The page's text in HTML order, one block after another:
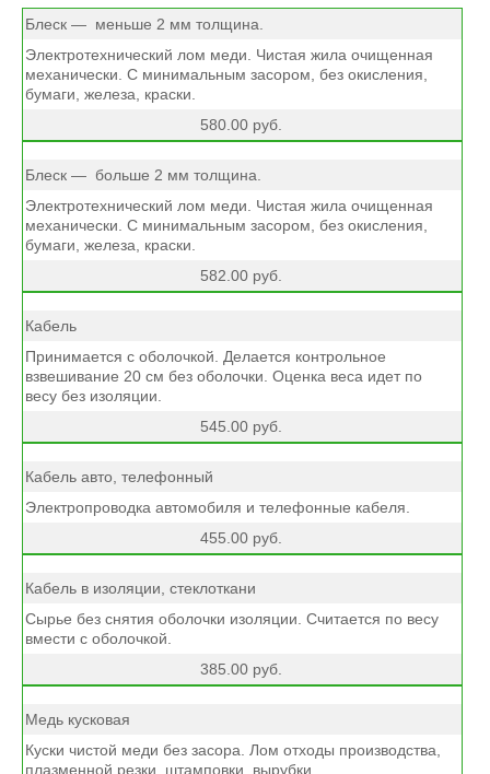
Блеск — меньше 2 мм толщина.
Электротехнический лом меди. Чистая жила очищенная
механически. С минимальным засором, без окисления,
бумаги, железа, краски.
580.00 руб.
Блеск — больше 2 мм толщина.
Электротехнический лом меди. Чистая жила очищенная
механически. С минимальным засором, без окисления,
бумаги, железа, краски.
582.00 руб.
Кабель
Принимается с оболочкой. Делается контрольное
взвешивание 20 см без оболочки. Оценка веса идет по
весу без изоляции.
545.00 руб.
Кабель авто, телефонный
Электропроводка автомобиля и телефонные кабеля.
455.00 руб.
Кабель в изоляции, стеклоткани
Сырье без снятия оболочки изоляции. Считается по весу
вмести с оболочкой.
385.00 руб.
Медь кусковая
Куски чистой меди без засора. Лом отходы производства,
плазменной резки, штамповки, вырубки.